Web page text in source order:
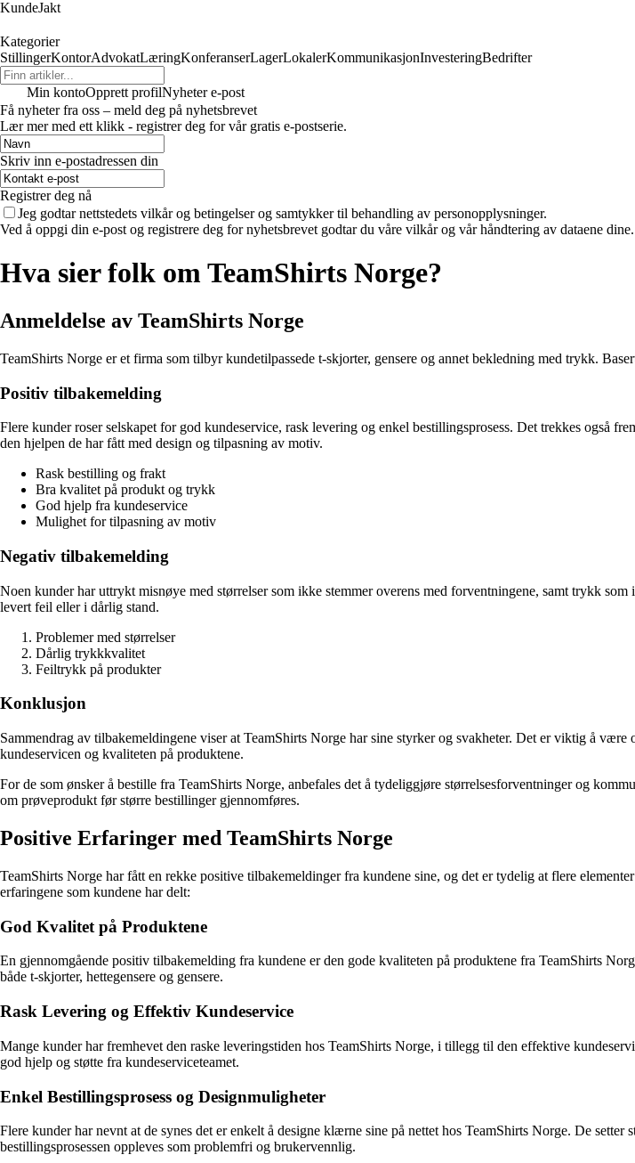
KundeJakt
Kategorier
StillingerKontorAdvokatLæringKonferanserLagerLokalerKommunikasjonInvesteringBedrifter
Min kontoOpprett profilNyheter e-post
Få nyheter fra oss – meld deg på nyhetsbrevet
Lær mer med ett klikk - registrer deg for vår gratis e-postserie.
Skriv inn e-postadressen din
Registrer deg nå
Jeg godtar nettstedets vilkår og betingelser og samtykker til behandling av personopplysninger.
Ved å oppgi din e-post og registrere deg for nyhetsbrevet godtar du våre vilkår og vår håndtering av dataene
Hva sier folk om TeamShirts Norge?
Anmeldelse av TeamShirts Norge
TeamShirts Norge er et firma som tilbyr kundetilpassede t-skjorter, gensere og annet bekledning med trykk.
Positiv tilbakemelding
Flere kunder roser selskapet for god kundeservice, rask levering og enkel bestillingsprosess. Det trekkes også
den hjelpen de har fått med design og tilpasning av motiv.
Rask bestilling og frakt
Bra kvalitet på produkt og trykk
God hjelp fra kundeservice
Mulighet for tilpasning av motiv
Negativ tilbakemelding
Noen kunder har uttrykt misnøye med størrelser som ikke stemmer overens med forventningene, samt trykk
levert feil eller i dårlig stand.
Problemer med størrelser
Dårlig trykkkvalitet
Feiltrykk på produkter
Konklusjon
Sammendrag av tilbakemeldingene viser at TeamShirts Norge har sine styrker og svakheter. Det er viktig å
kundeservicen og kvaliteten på produktene.
For de som ønsker å bestille fra TeamShirts Norge, anbefales det å tydeliggjøre størrelsesforventninger og
om prøveprodukt før større bestillinger gjennomføres.
Positive Erfaringer med TeamShirts Norge
TeamShirts Norge har fått en rekke positive tilbakemeldinger fra kundene sine, og det er tydelig at flere
erfaringene som kundene har delt:
God Kvalitet på Produktene
En gjennomgående positiv tilbakemelding fra kundene er den gode kvaliteten på produktene fra TeamShirts
både t-skjorter, hettegensere og gensere.
Rask Levering og Effektiv Kundeservice
Mange kunder har fremhevet den raske leveringstiden hos TeamShirts Norge, i tillegg til den effektive
god hjelp og støtte fra kundeserviceteamet.
Enkel Bestillingsprosess og Designmuligheter
Flere kunder har nevnt at de synes det er enkelt å designe klærne sine på nettet hos TeamShirts Norge. De
bestillingsprosessen oppleves som problemfri og brukervennlig.